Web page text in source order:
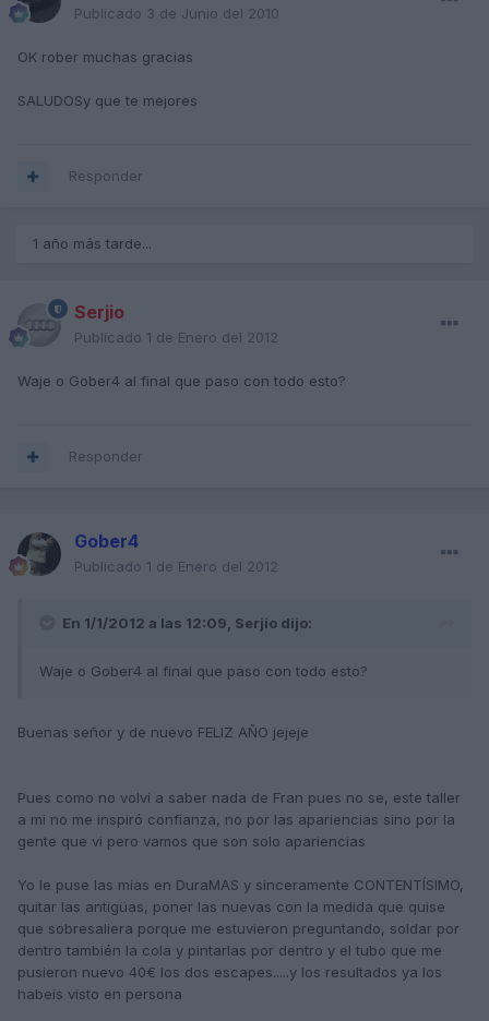
Publicado 3 de Junio del 2010
OK rober muchas gracias
SALUDOSy que te mejores
Responder
1 año más tarde...
Serjio
Publicado 1 de Enero del 2012
Waje o Gober4 al final que paso con todo esto?
Responder
Gober4
Publicado 1 de Enero del 2012
En 1/1/2012 a las 12:09, Serjio dijo:
Waje o Gober4 al final que paso con todo esto?
Buenas señor y de nuevo FELIZ AÑO jejeje
Pues como no volví a saber nada de Fran pues no se, este taller
a mi no me inspiró confianza, no por las apariencias sino por la
gente que vi pero vamos que son solo apariencias
Yo le puse las mías en DuraMAS y sinceramente CONTENTÍSIMO,
quitar las antigüas, poner las nuevas con la medida que quise
que sobresaliera porque me estuvieron preguntando, soldar por
dentro también la cola y pintarlas por dentro y el tubo que me
pusieron nuevo 40€ los dos escapes.....y los resultados ya los
habeis visto en persona